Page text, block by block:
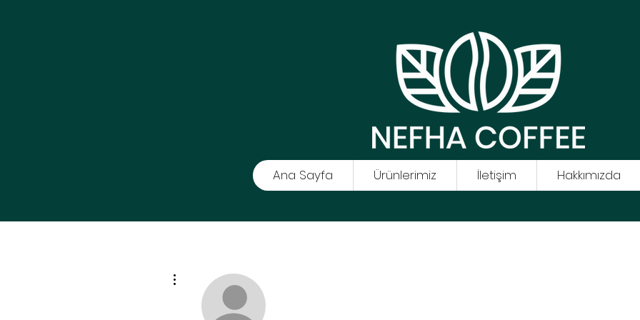
Ana Sayfa Ürünlerimiz İletişim Hakkımızda